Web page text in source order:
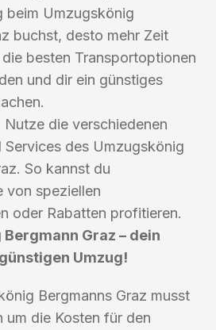
beim Umzugskönig
buchst, desto mehr Zeit
besten Transportoptionen
und dir ein günstiges
Nutze die verschiedenen
Services des Umzugskönig
So kannst du
von speziellen
oder Rabatten profitieren.
Graz – dein
Umzug!
Bergmanns Graz musst
um die Kosten für den